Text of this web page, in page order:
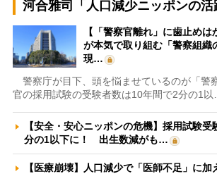
河合雅司「人口減少ニッポンの活
【「警察官離れ」に歯止め
が本気で取り組む「警察組
現…
警察庁が目下、頭を悩ませているのが「警
官の採用試験の受験者数は10年間で2分の1以…
【安全・安心ニッポンの危機】採用試験
分の1以下に！ 出生数減がも…
【医療崩壊】人口減少で「医師不足」に